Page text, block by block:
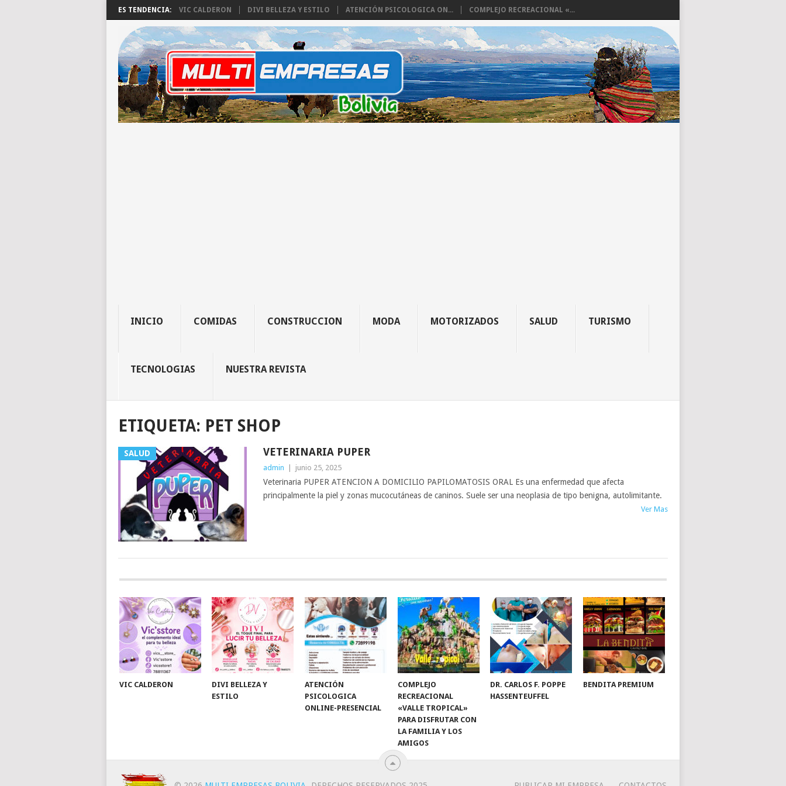
ES TENDENCIA: VIC CALDERON DIVI BELLEZA Y ESTILO ATENCIÓN PSICOLOGICA ON... COMPLEJO RECREACIONAL «...
INICIO COMIDAS CONSTRUCCION MODA MOTORIZADOS SALUD TURISMO
TECNOLOGIAS NUESTRA REVISTA
ETIQUETA: PET SHOP
SALUD VETERINARIA PUPER
admin junio 25, 2025
Veterinaria PUPER ATENCION A DOMICILIO PAPILOMATOSIS ORAL Es una enfermedad que afecta
principalmente la piel y zonas mucocutáneas de caninos. Suele ser una neoplasia de tipo benigna, autolimitante.
Ver Mas
VIC CALDERON
DIVI BELLEZA Y
ESTILO
ATENCIÓN
PSICOLOGICA
ONLINE-PRESENCIAL
COMPLEJO
RECREACIONAL
«VALLE TROPICAL»
PARA DISFRUTAR CON
LA FAMILIA Y LOS
AMIGOS
DR. CARLOS F. POPPE
HASSENTEUFFEL
BENDITA PREMIUM